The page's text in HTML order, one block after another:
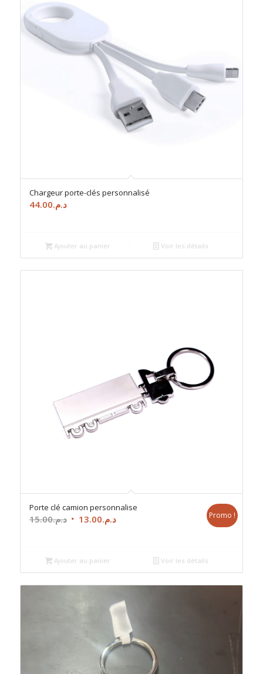
Chargeur porte-clés personnalisé
د.م.44.00
Ajouter au panier Voir les détails
Porte clé camion personnalise
د.م.15.00
Le
était :
د.م.15.00.
د.م.13.00
Le
د.م.13.00.
Promo !
Ajouter au panier Voir les détails